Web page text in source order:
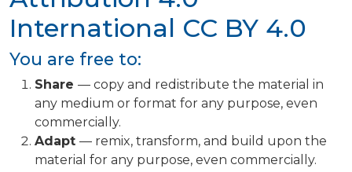
International CC BY 4.0
You are free to:
Share — copy and redistribute the material in
any medium or format for any purpose, even
commercially.
Adapt — remix, transform, and build upon the
material for any purpose, even commercially.